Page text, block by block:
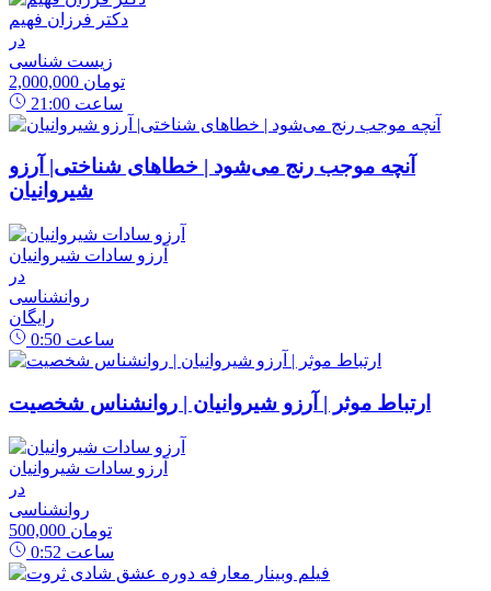
دکتر فرزان فهیم
در
زیست شناسی
2,000,000 تومان
21:00 ساعت
آنچه موجب رنج می‌شود | خطاهای شناختی| آرزو
شیروانیان
آرزو سادات شیروانیان
در
روانشناسی
رایگان
0:50 ساعت
ارتباط موثر | آرزو شیروانیان | روانشناس شخصیت
آرزو سادات شیروانیان
در
روانشناسی
500,000 تومان
0:52 ساعت